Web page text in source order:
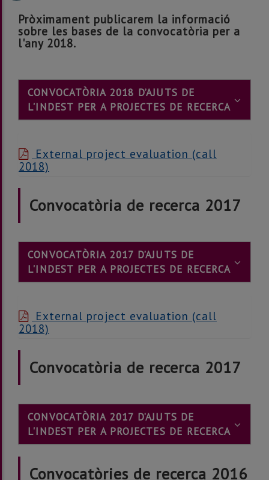
Pròximament publicarem la informació
sobre les bases de la convocatòria per a
l'any 2018.
CONVOCATÒRIA 2018 D’AJUTS DE
L'INDEST PER A PROJECTES DE RECERCA
External project evaluation (call
2018)
Convocatòria de recerca 2017
CONVOCATÒRIA 2017 D’AJUTS DE
L'INDEST PER A PROJECTES DE RECERCA
External project evaluation (call
2018)
Convocatòria de recerca 2017
CONVOCATÒRIA 2017 D’AJUTS DE
L'INDEST PER A PROJECTES DE RECERCA
Convocatòries de recerca 2016